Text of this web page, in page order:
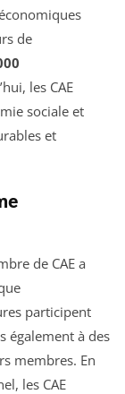
de
les CAE
sociale et
et
de CAE a
participent
également à des
membres. En
les CAE